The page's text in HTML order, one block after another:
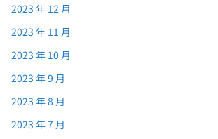
2023 年 12 月
2023 年 11 月
2023 年 10 月
2023 年 9 月
2023 年 8 月
2023 年 7 月